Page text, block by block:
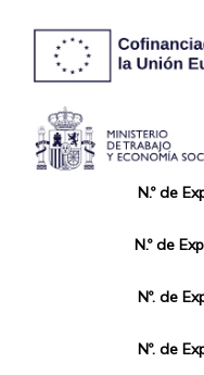
N.º de
N.º de
Nº. de
Nº. de